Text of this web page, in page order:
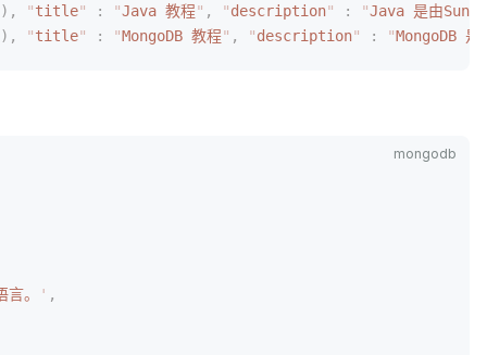
), "title" : "Java 教程" , "description" : "Java 是由Sun
), "title" : "MongoDB 教程" , "description" : "MongoDB
。 ' ,